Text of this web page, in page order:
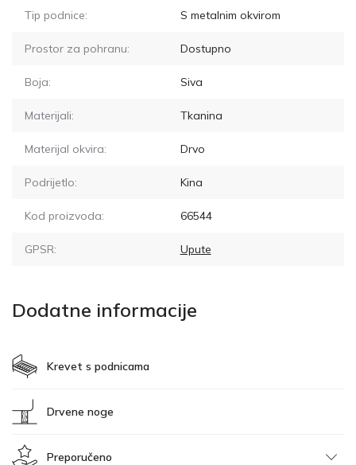
Tip podnice: S metalnim okvirom
Prostor za pohranu: Dostupno
Boja: Siva
Materijali: Tkanina
Materijal okvira: Drvo
Podrijetlo: Kina
Kod proizvoda: 66544
GPSR: Upute
Dodatne informacije
Krevet s podnicama
Drvene noge
Preporučeno